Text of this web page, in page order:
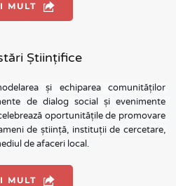
MULT
Științifice
și echiparea comunităților
de dialog social și evenimente
oportunitățile de promovare
de știință, instituții de cercetare,
de afaceri local.
MULT